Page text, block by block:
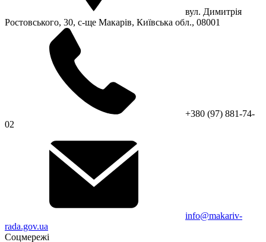
вул. Димитрія
Ростовського, 30, с-ще Макарів, Київська обл., 08001
+380 (97) 881-74-
02
info@makariv-
rada.gov.ua
Соцмережі